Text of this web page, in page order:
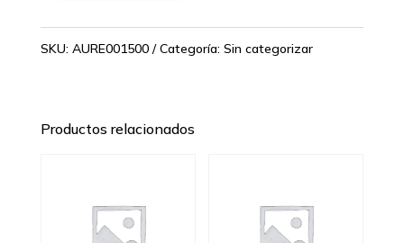
SKU: AURE001500 Categoría: Sin categorizar
Productos relacionados